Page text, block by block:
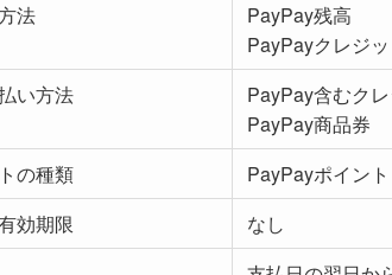
法
PayPay残高
PayPayクレジッ
い方法
PayPay含むク
PayPay商品券
の種類
PayPayポイント
効期限
なし